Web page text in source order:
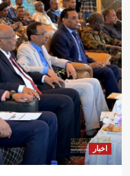
اخبار